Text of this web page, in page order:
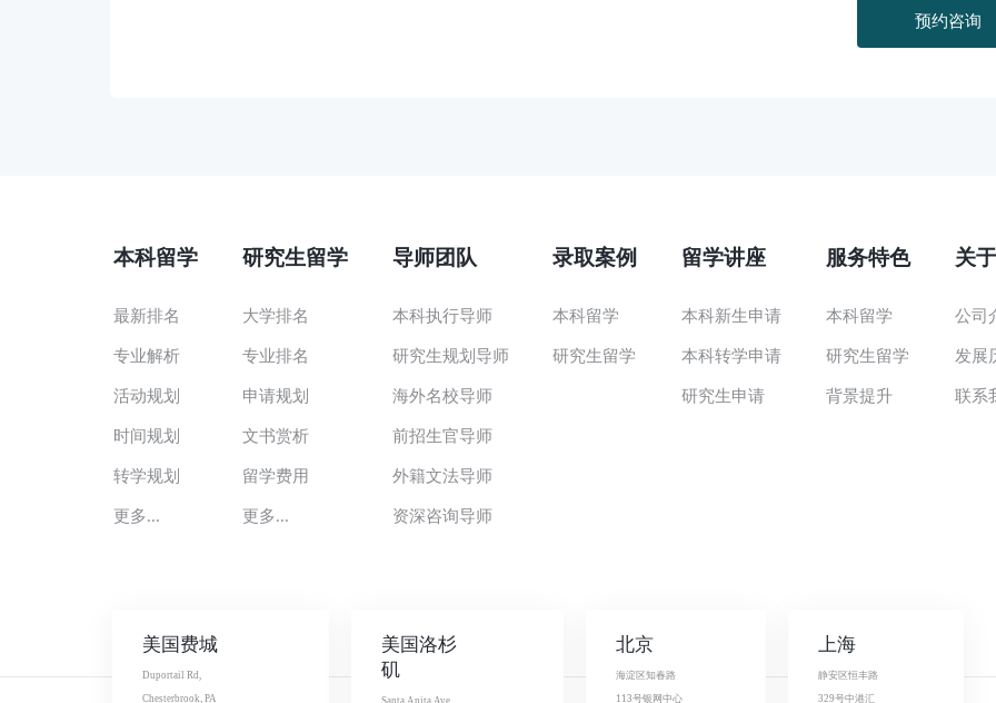
预约咨询
本科留学
最新排名
专业解析
活动规划
时间规划
转学规划
更多...
研究生留学
大学排名
专业排名
申请规划
文书赏析
留学费用
更多...
导师团队
本科执行导师
研究生规划导师
海外名校导师
前招生官导师
外籍文法导师
资深咨询导师
录取案例
本科留学
研究生留学
留学讲座
本科新生申请
本科转学申请
研究生申请
服务特色
本科留学
研究生留学
背景提升
关
公司
发展
联系
美国费城
Duportail Rd,
Chesterbrook, PA
美国洛杉
矶
Santa Anita Ave,
北京
海淀区知春路
113号银网中心
上海
静安区恒丰路
329号中港汇